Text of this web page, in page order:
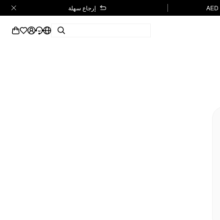
إرجاع سهلة